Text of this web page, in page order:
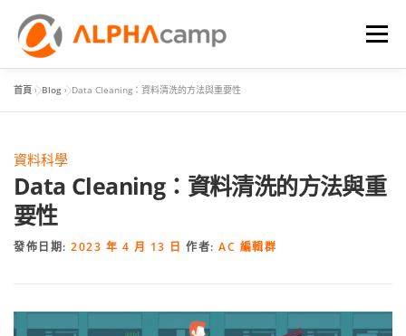
選單
FAQ
首頁 »Blog »Data Cleaning：資料清洗的方法與重要性
資料科學
Data Cleaning：資料清洗的方法與重
要性
發佈日期: 2023 年 4 月 13 日 作者: AC 編輯群